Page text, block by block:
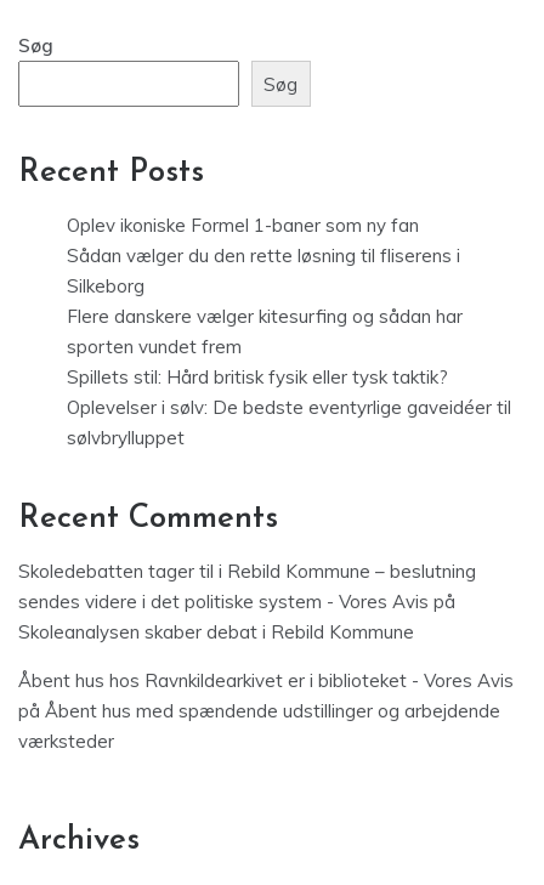
Søg
Søg
Recent Posts
Oplev ikoniske Formel 1-baner som ny fan
Sådan vælger du den rette løsning til fliserens i
Silkeborg
Flere danskere vælger kitesurfing og sådan har
sporten vundet frem
Spillets stil: Hård britisk fysik eller tysk taktik?
Oplevelser i sølv: De bedste eventyrlige gaveidéer til
sølvbrylluppet
Recent Comments
Skoledebatten tager til i Rebild Kommune – beslutning
sendes videre i det politiske system - Vores Avis på
Skoleanalysen skaber debat i Rebild Kommune
Åbent hus hos Ravnkildearkivet er i biblioteket - Vores Avis
på Åbent hus med spændende udstillinger og arbejdende
værksteder
Archives